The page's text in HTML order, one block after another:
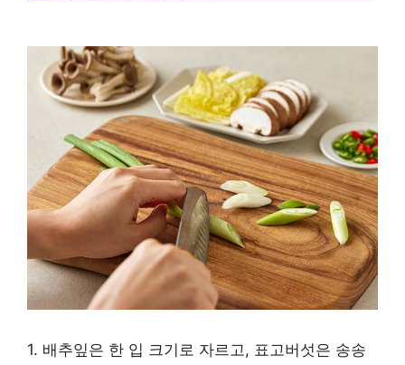
한
만
두
레
시
피
|
공
작
1. 배추잎은 한 ​​입 크기로 자르고, 표고버섯은 송송